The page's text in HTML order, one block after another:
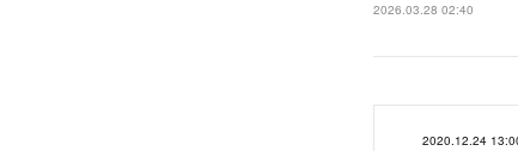
2026.03.28 02:40
2020.12.24